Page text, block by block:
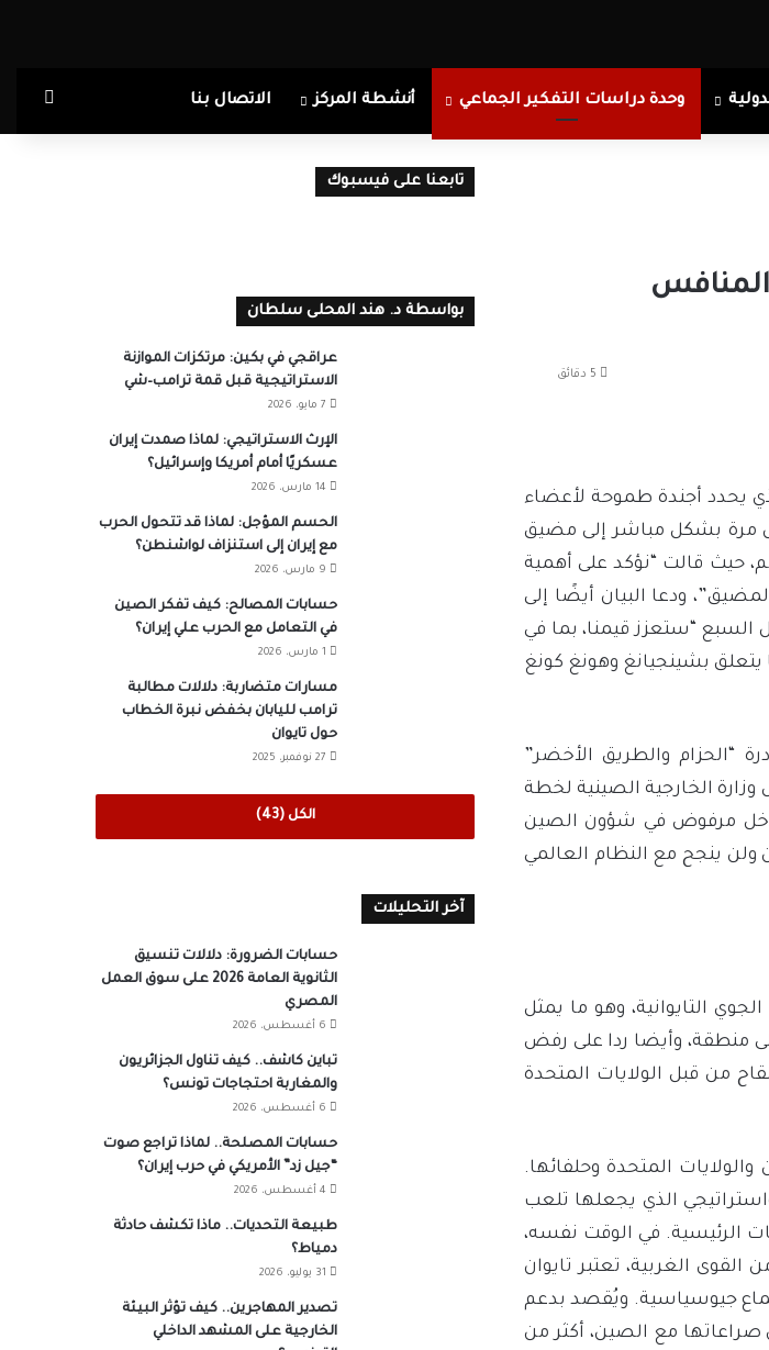
وحدة دراسات التفكير الجماعي أنشطة المركز الاتصال بنا
يحدد أجندة طموحة لأعضاء
مرة بشكل مباشر إلى مضيق
حيث قالت “نؤكد على أهمية
ودعا البيان أيضًا إلى
السبع “ستعزز قيمنا، بما في
يتعلق بشينجيانغ وهونغ كونغ
“الحزام والطريق الأخضر”
الخارجية الصينية لخطة
وتدخل مرفوض في شؤون الصين
ولن ينجح مع النظام العالمي
منطقة الدفاع الجوي التايوانية، وهو ما يمثل
منطقة، وأيضا ردا على رفض
من قبل الولايات المتحدة
المتحدة وحلفائها.
الذي يجعلها تلعب
الرئيسية. في الوقت نفسه،
الغربية، تعتبر تايوان
جيوسياسية. ويُقصد بدعم
صراعاتها مع الصين، أكثر من
تابعنا على فيسبوك
بواسطة د. هند المحلى سلطان
عراقجي في بكين: مرتكزات الموازنة
الاستراتيجية قبل قمة ترامب–شي
7 مايو، 2026
الإرث الاستراتيجي: لماذا صمدت إيران
عسكريًا أمام أمريكا وإسرائيل؟
14 مارس، 2026
الحسم المؤجل: لماذا قد تتحول الحرب
مع إيران إلى استنزاف لواشنطن؟
9 مارس، 2026
حسابات المصالح: كيف تفكر الصين
في التعامل مع الحرب علي إيران؟
1 مارس، 2026
مسارات متضاربة: دلالات مطالبة
ترامب لليابان بخفض نبرة الخطاب
حول تايوان
27 نوفمبر، 2025
الكل (43)
آخر التحليلات
حسابات الضرورة: دلالات تنسيق
الثانوية العامة 2026 على سوق العمل
المصري
6 أغسطس، 2026
تباين كاشف.. كيف تناول الجزائريون
والمغاربة احتجاجات تونس؟
6 أغسطس، 2026
حسابات المصلحة.. لماذا تراجع صوت
“جيل زد” الأمريكي في حرب إيران؟
4 أغسطس، 2026
طبيعة التحديات.. ماذا تكشف حادثة
دمياط؟
31 يوليو، 2026
تصدير المهاجرين.. كيف تؤثر البيئة
الخارجية على المشهد الداخلي